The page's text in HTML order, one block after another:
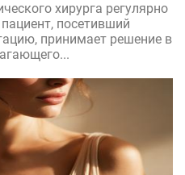
хирурга регулярно
посетивший
принимает решение в